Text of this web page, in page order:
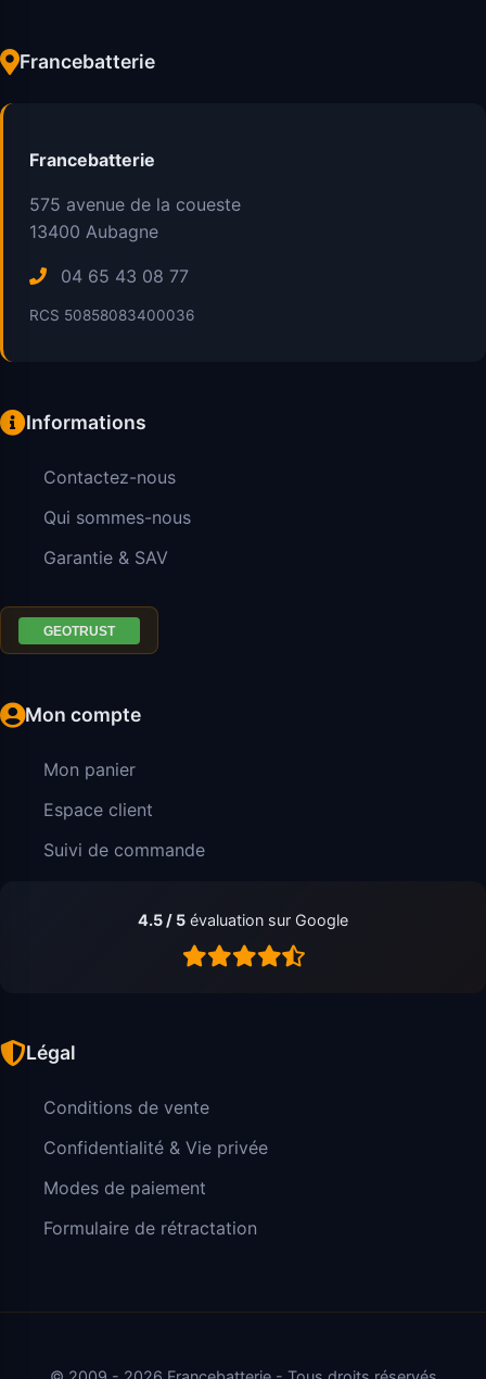
Francebatterie
Francebatterie
575 avenue de la coueste
13400 Aubagne
04 65 43 08 77
RCS 50858083400036
Informations
Contactez-nous
Qui sommes-nous
Garantie & SAV
Mon compte
Mon panier
Espace client
Suivi de commande
4.5 / 5 évaluation sur Google
Légal
Conditions de vente
Confidentialité & Vie privée
Modes de paiement
Formulaire de rétractation